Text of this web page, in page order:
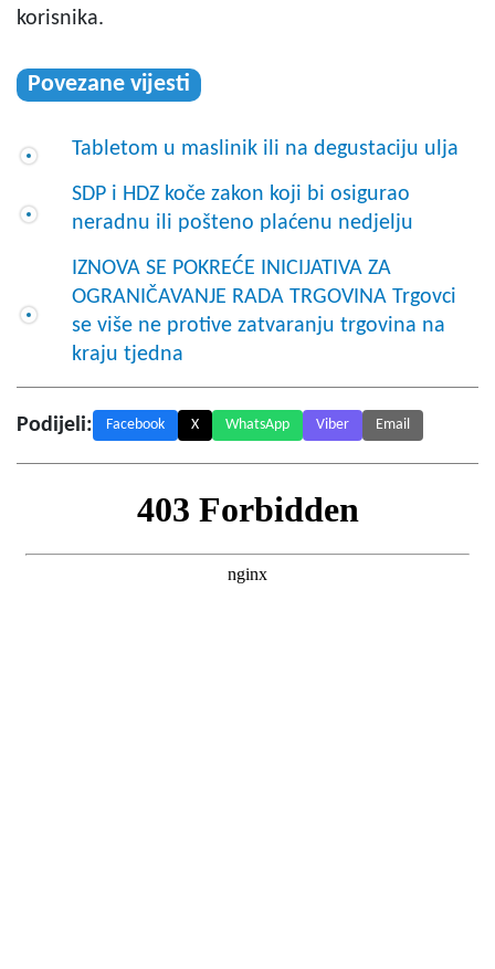
korisnika.
Povezane vijesti
Tabletom u maslinik ili na degustaciju ulja
SDP i HDZ koče zakon koji bi osigurao
neradnu ili pošteno plaćenu nedjelju
IZNOVA SE POKREĆE INICIJATIVA ZA
OGRANIČAVANJE RADA TRGOVINA Trgovci
se više ne protive zatvaranju trgovina na
kraju tjedna
Podijeli: Facebook X WhatsApp Viber Email